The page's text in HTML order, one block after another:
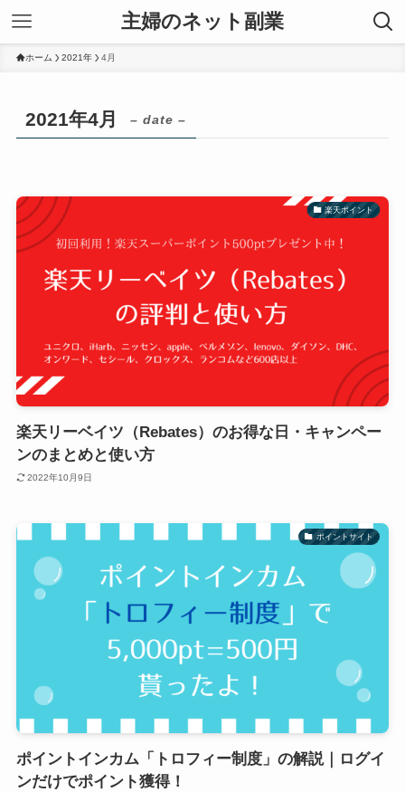
主婦のネット副業
ホーム 2021年 4月
2021年4月 – date –
楽天ポイント
楽天リーベイツ（Rebates）のお得な日・キャンペー
ンのまとめと使い方
2022年10月9日
ポイントサイト
ポイントインカム「トロフィー制度」の解説｜ログイ
ンだけでポイント獲得！